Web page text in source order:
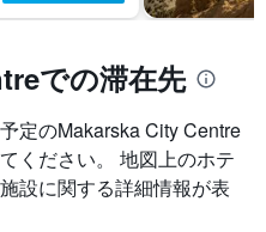
での滞在先
定のMakarska City Centre​
ください。 地図上のホテ
設に関する詳細情報が表